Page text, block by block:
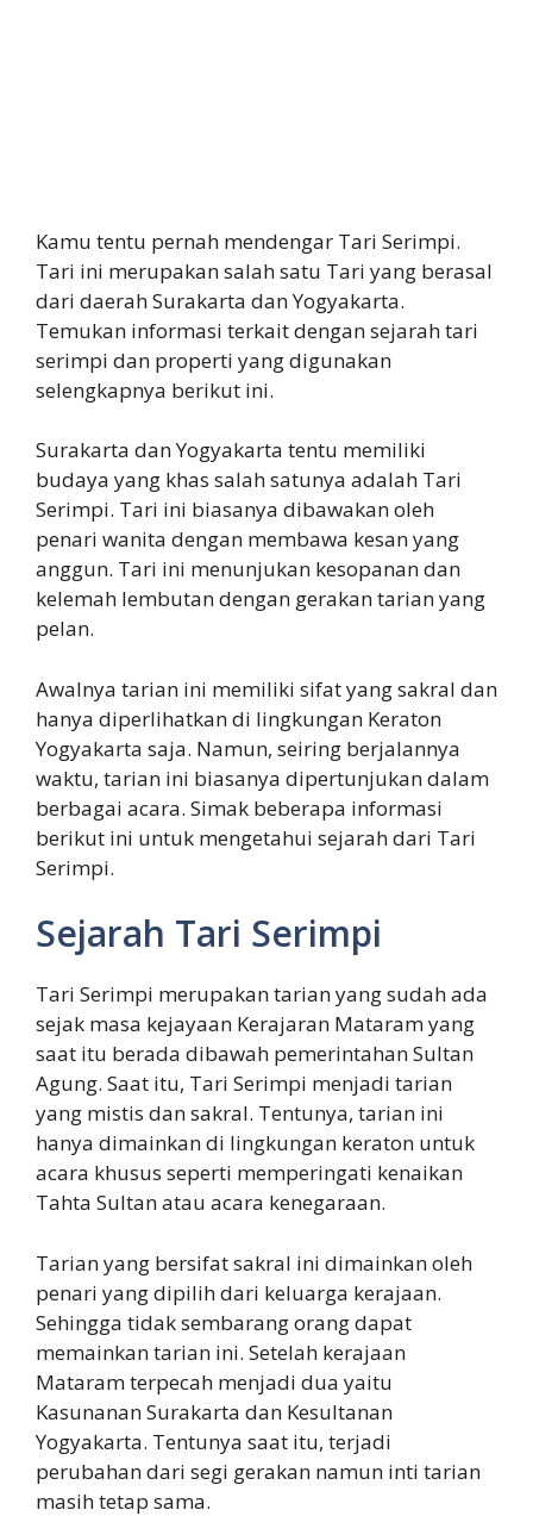
Kamu tentu pernah mendengar Tari Serimpi.
Tari ini merupakan salah satu Tari yang berasal
dari daerah Surakarta dan Yogyakarta.
Temukan informasi terkait dengan sejarah tari
serimpi dan properti yang digunakan
selengkapnya berikut ini.
Surakarta dan Yogyakarta tentu memiliki
budaya yang khas salah satunya adalah Tari
Serimpi. Tari ini biasanya dibawakan oleh
penari wanita dengan membawa kesan yang
anggun. Tari ini menunjukan kesopanan dan
kelemah lembutan dengan gerakan tarian yang
pelan.
Awalnya tarian ini memiliki sifat yang sakral dan
hanya diperlihatkan di lingkungan Keraton
Yogyakarta saja. Namun, seiring berjalannya
waktu, tarian ini biasanya dipertunjukan dalam
berbagai acara. Simak beberapa informasi
berikut ini untuk mengetahui sejarah dari Tari
Serimpi.
Sejarah Tari Serimpi
Tari Serimpi merupakan tarian yang sudah ada
sejak masa kejayaan Kerajaran Mataram yang
saat itu berada dibawah pemerintahan Sultan
Agung. Saat itu, Tari Serimpi menjadi tarian
yang mistis dan sakral. Tentunya, tarian ini
hanya dimainkan di lingkungan keraton untuk
acara khusus seperti memperingati kenaikan
Tahta Sultan atau acara kenegaraan.
Tarian yang bersifat sakral ini dimainkan oleh
penari yang dipilih dari keluarga kerajaan.
Sehingga tidak sembarang orang dapat
memainkan tarian ini. Setelah kerajaan
Mataram terpecah menjadi dua yaitu
Kasunanan Surakarta dan Kesultanan
Yogyakarta. Tentunya saat itu, terjadi
perubahan dari segi gerakan namun inti tarian
masih tetap sama.